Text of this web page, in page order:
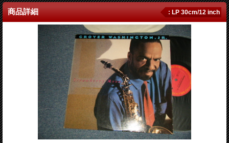
商品詳細 : LP 30cm/12 inch